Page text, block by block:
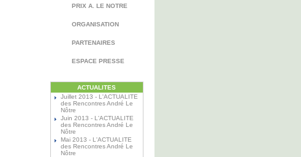
PRIX A. LE NOTRE
ORGANISATION
PARTENAIRES
ESPACE PRESSE
ACTUALITES
Juillet 2013 - L'ACTUALITE
des Rencontres André Le
Nôtre
Juin 2013 - L'ACTUALITE
des Rencontres André Le
Nôtre
Mai 2013 - L'ACTUALITE
des Rencontres André Le
Nôtre